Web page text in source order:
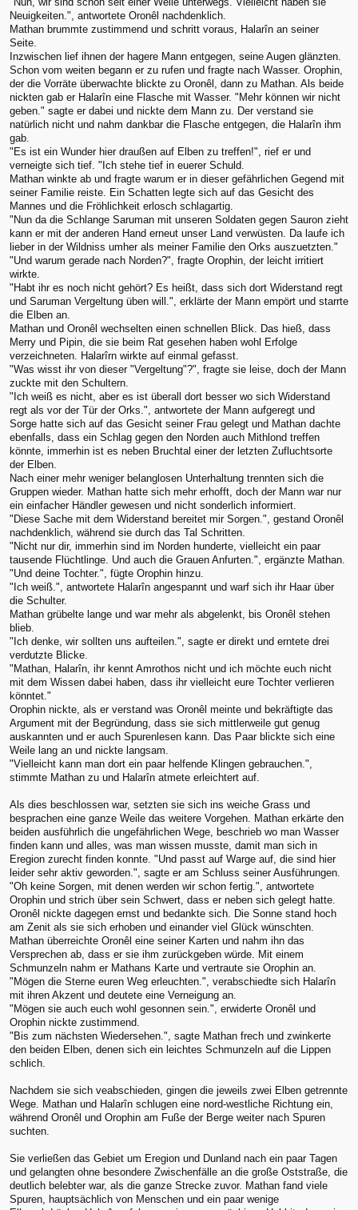
Neuigkeiten.", antwortete Oronêl nachdenklich.
Mathan brummte zustimmend und schritt voraus, Halarîn an seiner
Seite.
Inzwischen lief ihnen der hagere Mann entgegen, seine Augen glänzten.
Schon vom weiten begann er zu rufen und fragte nach Wasser. Orophin,
der die Vorräte überwachte blickte zu Oronêl, dann zu Mathan. Als beide
nickten gab er Halarîn eine Flasche mit Wasser. "Mehr können wir nicht
geben." sagte er dabei und nickte dem Mann zu. Der verstand sie
natürlich nicht und nahm dankbar die Flasche entgegen, die Halarîn ihm
gab.
"Es ist ein Wunder hier draußen auf Elben zu treffen!", rief er und
verneigte sich tief. "Ich stehe tief in euerer Schuld.
Mathan winkte ab und fragte warum er in dieser gefährlichen Gegend mit
seiner Familie reiste. Ein Schatten legte sich auf das Gesicht des
Mannes und die Fröhlichkeit erlosch schlagartig.
"Nun da die Schlange Saruman mit unseren Soldaten gegen Sauron zieht
kann er mit der anderen Hand erneut unser Land verwüsten. Da laufe ich
lieber in der Wildniss umher als meiner Familie den Orks auszuetzten."
"Und warum gerade nach Norden?", fragte Orophin, der leicht irritiert
wirkte.
"Habt ihr es noch nicht gehört? Es heißt, dass sich dort Widerstand regt
und Saruman Vergeltung üben will.", erklärte der Mann empört und starrte
die Elben an.
Mathan und Oronêl wechselten einen schnellen Blick. Das hieß, dass
Merry und Pipin, die sie beim Rat gesehen haben wohl Erfolge
verzeichneten. Halarîrn wirkte auf einmal gefasst.
"Was wisst ihr von dieser "Vergeltung"?", fragte sie leise, doch der Mann
zuckte mit den Schultern.
"Ich weiß es nicht, aber es ist überall dort besser wo sich Widerstand
regt als vor der Tür der Orks.", antwortete der Mann aufgeregt und
Sorge hatte sich auf das Gesicht seiner Frau gelegt und Mathan dachte
ebenfalls, dass ein Schlag gegen den Norden auch Mithlond treffen
könnte, immerhin ist es neben Bruchtal einer der letzten Zufluchtsorte
der Elben.
Nach einer mehr weniger belanglosen Unterhaltung trennten sich die
Gruppen wieder. Mathan hatte sich mehr erhofft, doch der Mann war nur
ein einfacher Händler gewesen und nicht sonderlich informiert.
"Diese Sache mit dem Widerstand bereitet mir Sorgen.", gestand Oronêl
nachdenklich, während sie durch das Tal Schritten.
"Nicht nur dir, immerhin sind im Norden hunderte, vielleicht ein paar
tausende Flüchtlinge. Und auch die Grauen Anfurten.", ergänzte Mathan.
"Und deine Tochter.", fügte Orophin hinzu.
"Ich weiß.", antwortete Halarîn angespannt und warf sich ihr Haar über
die Schulter.
Mathan grübelte lange und war mehr als abgelenkt, bis Oronêl stehen
blieb.
"Ich denke, wir sollten uns aufteilen.", sagte er direkt und erntete drei
verdutzte Blicke.
"Mathan, Halarîn, ihr kennt Amrothos nicht und ich möchte euch nicht
mit dem Wissen dabei haben, dass ihr vielleicht eure Tochter verlieren
könntet."
Orophin nickte, als er verstand was Oronêl meinte und bekräftigte das
Argument mit der Begründung, dass sie sich mittlerweile gut genug
auskannten und er auch Spurenlesen kann. Das Paar blickte sich eine
Weile lang an und nickte langsam.
"Vielleicht kann man dort ein paar helfende Klingen gebrauchen.",
stimmte Mathan zu und Halarîn atmete erleichtert auf.
Als dies beschlossen war, setzten sie sich ins weiche Grass und
besprachen eine ganze Weile das weitere Vorgehen. Mathan erkärte den
beiden ausführlich die ungefährlichen Wege, beschrieb wo man Wasser
finden kann und alles, was man wissen musste, damit man sich in
Eregion zurecht finden konnte. "Und passt auf Warge auf, die sind hier
leider sehr aktiv geworden.", sagte er am Schluss seiner Ausführungen.
"Oh keine Sorgen, mit denen werden wir schon fertig.", antwortete
Orophin und strich über sein Schwert, dass er neben sich gelegt hatte.
Oronêl nickte dagegen ernst und bedankte sich. Die Sonne stand hoch
am Zenit als sie sich erhoben und einander viel Glück wünschten.
Mathan überreichte Oronêl eine seiner Karten und nahm ihn das
Versprechen ab, dass er sie ihm zurückgeben würde. Mit einem
Schmunzeln nahm er Mathans Karte und vertraute sie Orophin an.
"Mögen die Sterne euren Weg erleuchten.", verabschiedte sich Halarîn
mit ihren Akzent und deutete eine Verneigung an.
"Mögen sie auch euch wohl gesonnen sein.", erwiderte Oronêl und
Orophin nickte zustimmend.
"Bis zum nächsten Wiedersehen.", sagte Mathan frech und zwinkerte
den beiden Elben, denen sich ein leichtes Schmunzeln auf die Lippen
schlich.
Nachdem sie sich veabschieden, gingen die jeweils zwei Elben getrennte
Wege. Mathan und Halarîn schlugen eine nord-westliche Richtung ein,
während Oronêl und Orophin am Fuße der Berge weiter nach Spuren
suchten.
Sie verließen das Gebiet um Eregion und Dunland nach ein paar Tagen
und gelangten ohne besondere Zwischenfälle an die große Oststraße, die
deutlich belebter war, als die ganze Strecke zuvor. Mathan fand viele
Spuren, hauptsächlich von Menschen und ein paar wenige